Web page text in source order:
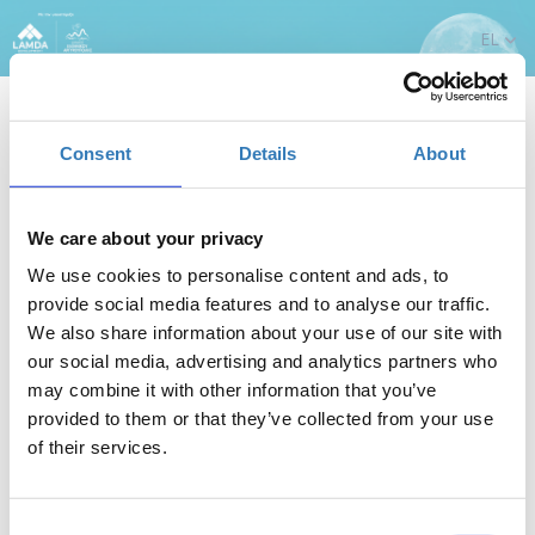
Consent Details About
We care about your privacy
We use cookies to personalise content and ads, to
provide social media features and to analyse our traffic.
We also share information about your use of our site with
our social media, advertising and analytics partners who
may combine it with other information that you’ve
provided to them or that they’ve collected from your use
of their services.
EL
Πότε;
Τετάρτη, 11 Ιουνίου 2025 9:00 μμ
Προσθήκη στο ημερολόγιό σας
The Ellinikon Experience Park, Ελληνικό